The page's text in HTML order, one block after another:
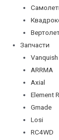
Запчасти
ARRMA
Axial
Element
Gmade
Losi
RC4WD